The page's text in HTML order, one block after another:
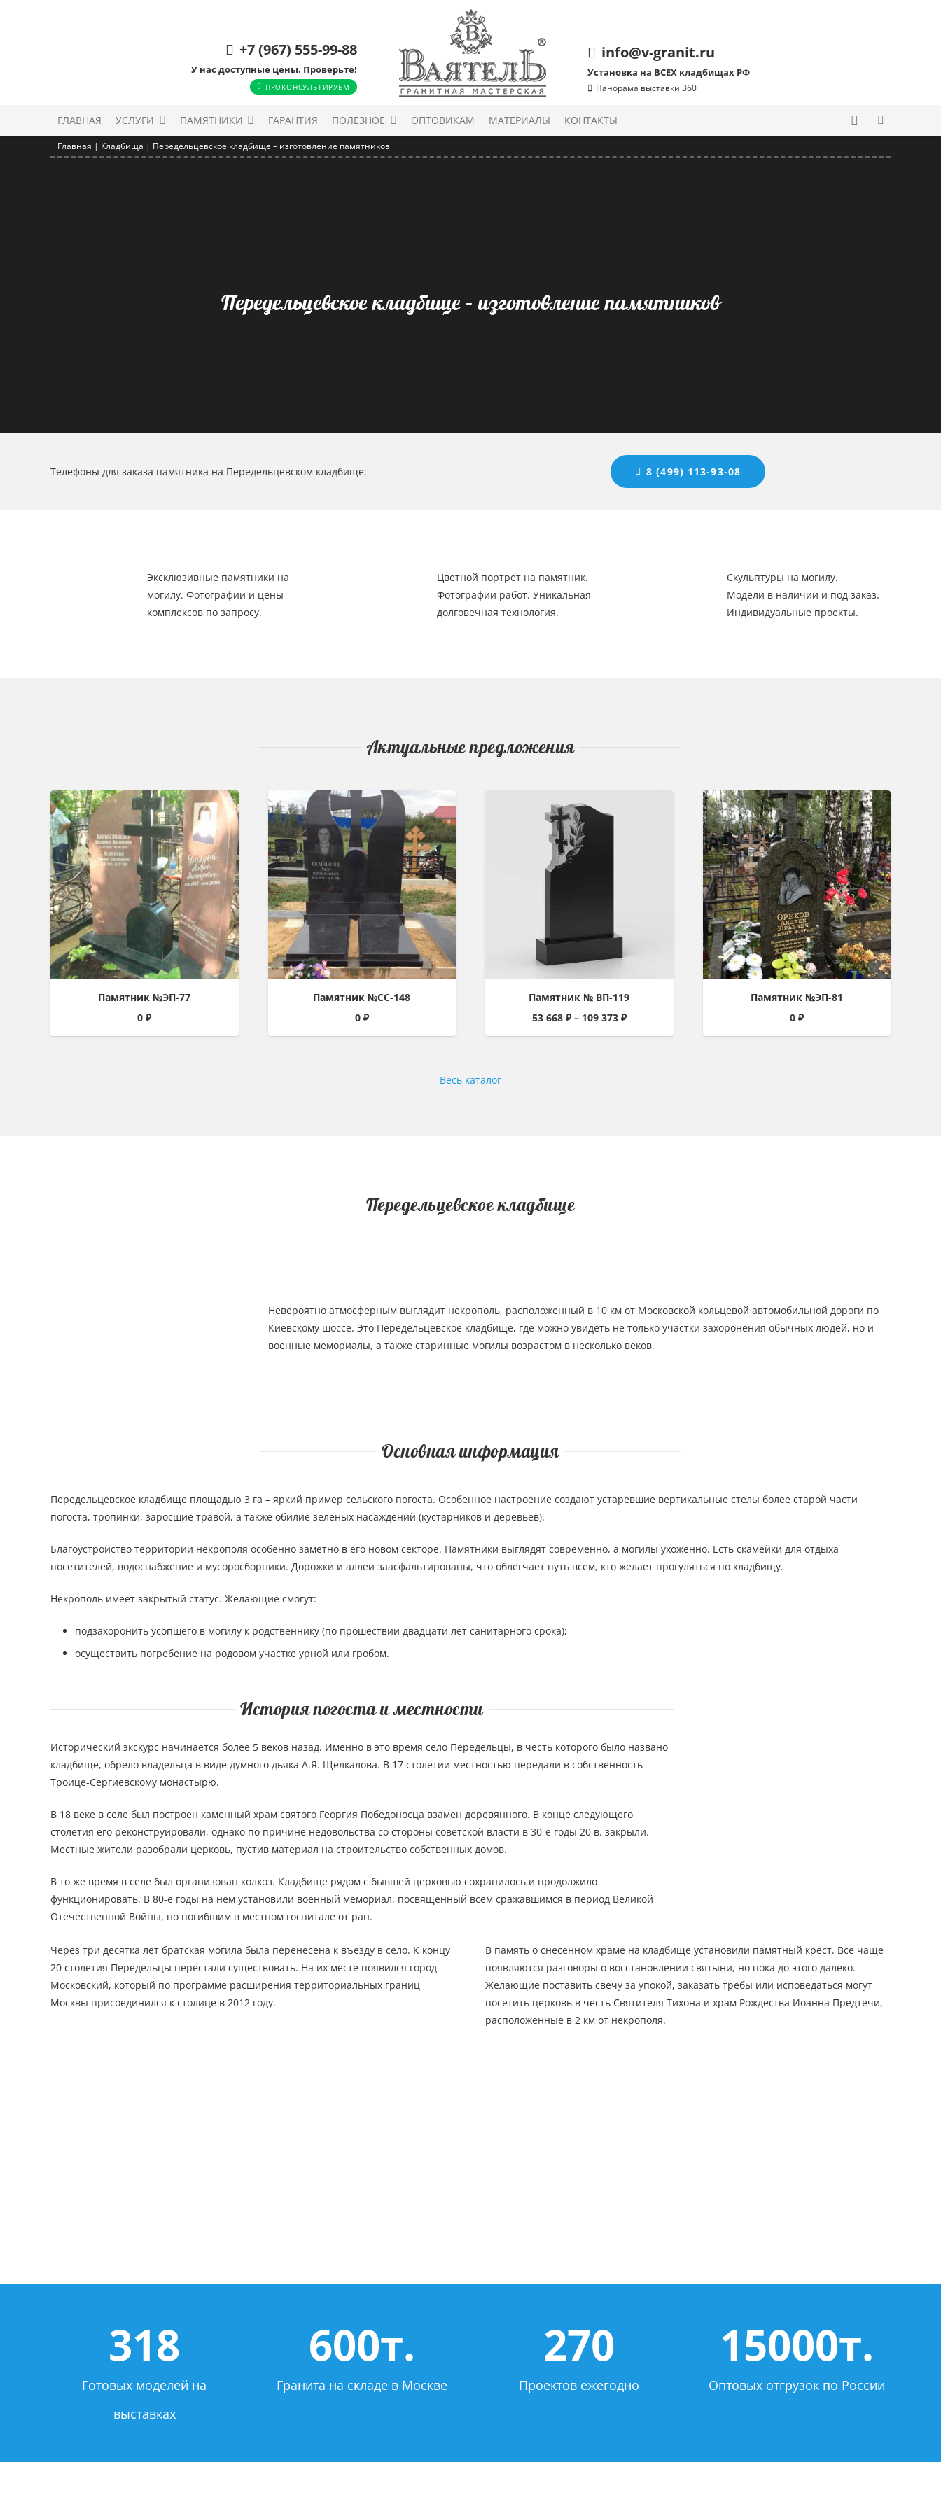
+7 (967) 555-99-88
У нас доступные цены. Проверьте!
ПРОКОНСУЛЬТИРУЕМ
info@v-granit.ru
Установка на ВСЕХ кладбищах РФ
Панорама выставки 360
ГЛАВНАЯ УСЛУГИ ПАМЯТНИКИ ГАРАНТИЯ ПОЛЕЗНОЕ ОПТОВИКАМ МАТЕРИАЛЫ КОНТАКТЫ
Главная | Кладбища | Передельцевское кладбище – изготовление памятников
Передельцевское кладбище – изготовление памятников
Телефоны для заказа памятника на Передельцевском кладбище: 8 (499) 113-93-08
Эксклюзивные памятники на
могилу. Фотографии и цены
комплексов по запросу.
Цветной портрет на памятник.
Фотографии работ. Уникальная
долговечная технология.
Скульптуры на могилу.
Модели в наличии и под заказ.
Индивидуальные проекты.
Актуальные предложения
Памятник №ЭП-77
0₽
Памятник №СС-148
0 ₽
Памятник № ВП-119
53 668 ₽– 109 373 ₽
Памятник №ЭП-81
0 ₽
Весь каталог
Передельцевское кладбище
Невероятно атмосферным выглядит некрополь, расположенный в 10 км от Московской кольцевой автомобильной дороги по
Киевскому шоссе. Это Передельцевское кладбище, где можно увидеть не только участки захоронения обычных людей, но и
военные мемориалы, а также старинные могилы возрастом в несколько веков.
Основная информация
Передельцевское кладбище площадью 3 га – яркий пример сельского погоста. Особенное настроение создают устаревшие вертикальные стелы более старой части
погоста, тропинки, заросшие травой, а также обилие зеленых насаждений (кустарников и деревьев).
Благоустройство территории некрополя особенно заметно в его новом секторе. Памятники выглядят современно, а могилы ухоженно. Есть скамейки для отдыха
посетителей, водоснабжение и мусоросборники. Дорожки и аллеи заасфальтированы, что облегчает путь всем, кто желает прогуляться по кладбищу.
Некрополь имеет закрытый статус. Желающие смогут:
подзахоронить усопшего в могилу к родственнику (по прошествии двадцати лет санитарного срока);
осуществить погребение на родовом участке урной или гробом.
История погоста и местности
Исторический экскурс начинается более 5 веков назад. Именно в это время село Передельцы, в честь которого было названо
кладбище, обрело владельца в виде думного дьяка А.Я. Щелкалова. В 17 столетии местностью передали в собственность
Троице-Сергиевскому монастырю.
В 18 веке в селе был построен каменный храм святого Георгия Победоносца взамен деревянного. В конце следующего
столетия его реконструировали, однако по причине недовольства со стороны советской власти в 30-е годы 20 в. закрыли.
Местные жители разобрали церковь, пустив материал на строительство собственных домов.
В то же время в селе был организован колхоз. Кладбище рядом с бывшей церковью сохранилось и продолжило
функционировать. В 80-е годы на нем установили военный мемориал, посвященный всем сражавшимся в период Великой
Отечественной Войны, но погибшим в местном госпитале от ран.
Через три десятка лет братская могила была перенесена к въезду в село. К концу
20 столетия Передельцы перестали существовать. На их месте появился город
Московский, который по программе расширения территориальных границ
Москвы присоединился к столице в 2012 году.
В память о снесенном храме на кладбище установили памятный крест. Все чаще
появляются разговоры о восстановлении святыни, но пока до этого далеко.
Желающие поставить свечу за упокой, заказать требы или исповедаться могут
посетить церковь в честь Святителя Тихона и храм Рождества Иоанна Предтечи,
расположенные в 2 км от некрополя.
318
Готовых моделей на
выставках
600т.
Гранита на складе в Москве
270
Проектов ежегодно
15000т.
Оптовых отгрузок по России